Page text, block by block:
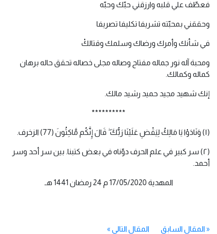
فعطّف علي قلبه وارزقني حبّك وحبّه
وحققني بمحبّته تشريفا تكليفا تصريفا
في شأنك وأمرك ورضاك وسلمك وقتالكْ
ومحبة آله نور جماله مفتاح وصاله مجلى خصاله تحقق حاله برهان
كماله وكمالك.
إنك شهيد مجيد حميد رشيد مالك.
**********
(١) وَنَادَوْا يَا مَالِكُ لِيَقْضِ عَلَيْنَا رَبُّكَ ۖ قَالَ إِنَّكُم مَّاكِثُونَ (77) الزخرف.
(٢) سر كبير في علم الحرف دوّناه في بعض كتبنا. بين سر أحد وسر
أحمد.
المهدية 17/05/2020 م 24 رمضان 1441 هـ
«المقال السابق المقال التالي »